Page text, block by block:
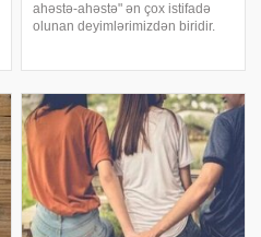
ahəstə-ahəstə" ən çox istifadə
olunan deyimlərimizdən biridir.
bədduaları daha təhlükəlidir